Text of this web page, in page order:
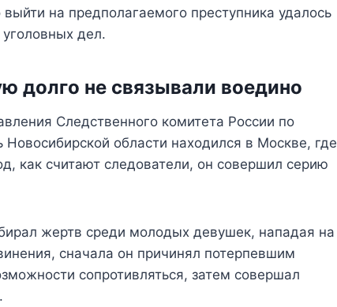
на предполагаемого преступника удалось
дел.
долго не связывали воедино
Следственного комитета России по
области находился в Москве, где
как считают следователи, он совершил серию
жертв среди молодых девушек, нападая на
сначала он причинял потерпевшим
сопротивляться, затем совершал